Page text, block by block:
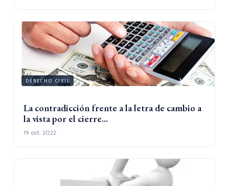
DERECHO CIVIL
La contradicción frente a la letra de cambio a
la vista por el cierre...
19 oct. 2022